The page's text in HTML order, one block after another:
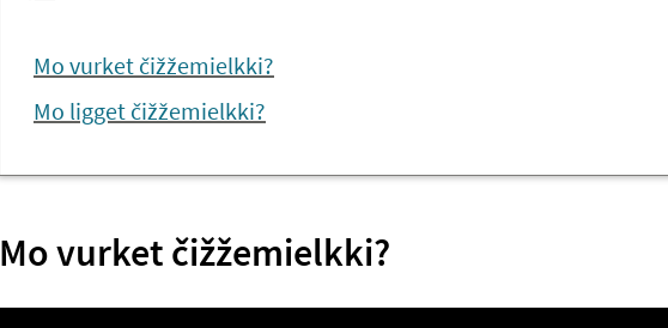
Mo vurket čižžemielkki?
Mo ligget čižžemielkki?
Mo vurket čižžemielkki?